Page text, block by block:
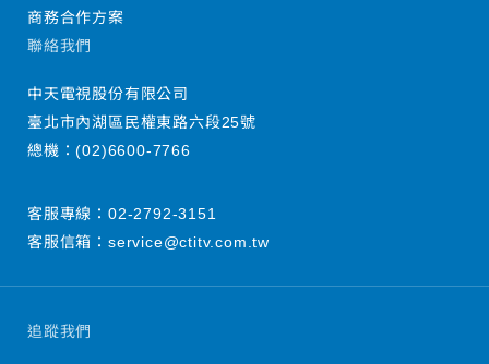
追蹤我們
商務合作方案
聯絡我們
中天電視股份有限公司
臺北市內湖區民權東路六段25號
總機：(02)6600-7766
客服專線： 02-2792-3151
客服信箱： service@ctitv.com.tw